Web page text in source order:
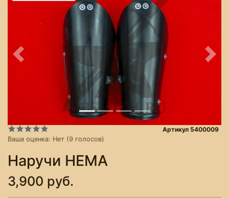
Предыдущее
Ваша оценка: Нет (9 голосов)
Артикул 5400009
Наручи HEMA
3,900 руб.